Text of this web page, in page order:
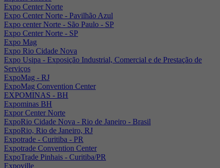
Expo Center Norte
Expo Center Norte - Pavilhão Azul
Expo center Norte - São Paulo - SP
Expo Center Norte - SP
Expo Mag
Expo Rio Cidade Nova
Expo Usipa - Exposição Industrial, Comercial e de Prestação de
Serviços
ExpoMag - RJ
ExpoMag Convention Center
EXPOMINAS - BH
Expominas BH
Expor Center Norte
ExpoRio Cidade Nova - Rio de Janeiro - Brasil
ExpoRio, Rio de Janeiro, RJ
Expotrade - Curitiba - PR
Expotrade Convention Center
ExpoTrade Pinhais - Curitiba/PR
Expoville